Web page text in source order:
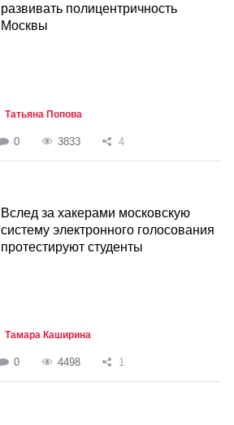
развивать полицентричность
Москвы
Татьяна Попова
0 3833 4
Вслед за хакерами московскую
систему электронного голосования
протестируют студенты
Тамара Каширина
0 4498 1